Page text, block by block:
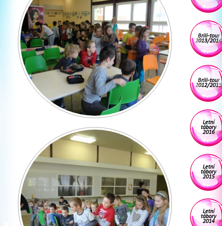
Brili-tour
2013/2014
Brili-tour
2012/2013
Letní
tábory
2016
Letní
tábory
2015
Letní
tábory
2014